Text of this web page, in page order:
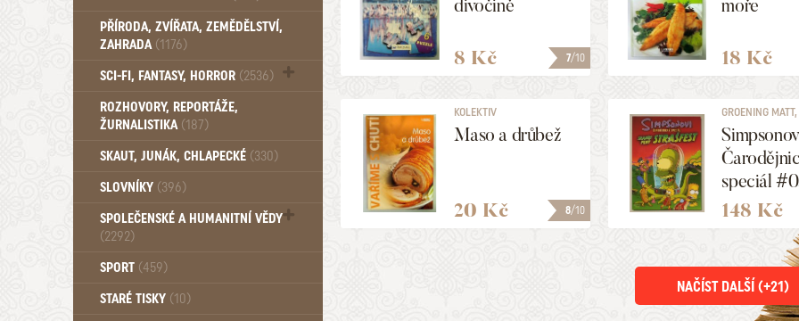
PŘÍRODA, ZVÍŘATA, ZEMĚDĚLSTVÍ,
ZAHRADA (1176)
SCI-FI, FANTASY, HORROR (2536)
UFO (14)
ROZHOVORY, REPORTÁŽE,
ŽURNALISTIKA (187)
SKAUT, JUNÁK, CHLAPECKÉ (330)
SLOVNÍKY (396)
SPOLEČENSKÉ A HUMANITNÍ VĚDY
(2292)
Pedagogika (191)
Psychologie a osobní rozvoj (761)
SPORT (459)
STARÉ TISKY (10)
7/10
divočině
8 Kč
moře
18 Kč
8/10
KOLEKTIV
Maso a drůbež
20 Kč
GROENING
speciál
Srandy plný
strašfest
148 Kč
NAČÍST DALŠÍ (+21)